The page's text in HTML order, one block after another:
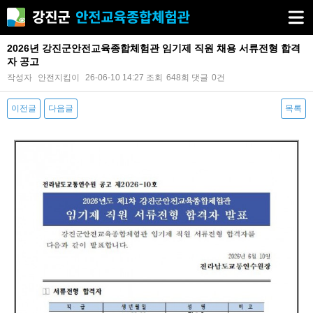
2026년 강진군안전교육종합체험관 임기제 직원 채용 서류전형 합격
자 공고
작성자 안전지킴이 26-06-10 14:27 조회 648회 댓글 0건
이전글 다음글 목록
본문